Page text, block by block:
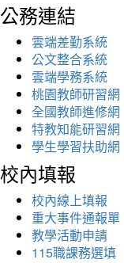
公務連結
雲端差勤系統
公文整合系統
雲端學務系統
桃園教師研習網
全國教師進修網
特教知能研習網
學生學習扶助網
校內填報
校內線上填報
重大事件通報單
教學活動申請
115職課務選填